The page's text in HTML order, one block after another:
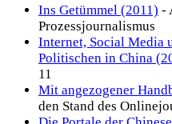
Ins Getümmel (2011) -
Prozessjournalismus
Internet, Social Media
Politischen in China
11
Mit angezogener
den Stand des